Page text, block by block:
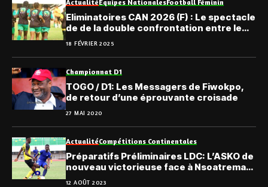
Actualité Equipes Nationales Football Féminin
Eliminatoires CAN 2026 (F) : Le spectacle
de de la double confrontation entre le
Togo et Djibouti gracieusement offert
18 FÉVRIER 2025
Championnat D1
TOGO / D1: Les Messagers de Fiwokpo,
de retour d’une éprouvante croisade
27 MAI 2020
ActualitéCompétitions Continentales
Préparatifs Préliminaires LDC: L’ASKO de
nouveau victorieuse face à Nsoatreman
FC du Ghana
12 AOÛT 2023